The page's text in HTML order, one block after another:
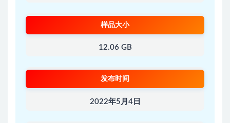
样品大小
12.06 GB
发布时间
2022年5月4日